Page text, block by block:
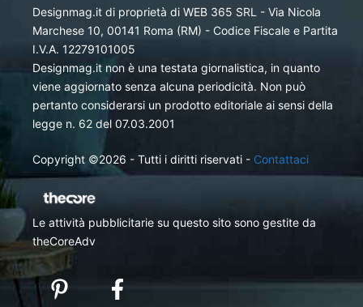
Designmag.it di proprietà di WEB 365 SRL - Via Nicola
Marchese 10, 00141 Roma (RM) - Codice Fiscale e Partita
I.V.A. 12279101005
Designmag.it non è una testata giornalistica, in quanto
viene aggiornato senza alcuna periodicità. Non può
pertanto considerarsi un prodotto editoriale ai sensi della
legge n. 62 del 07.03.2001
Copyright ©2026 - Tutti i diritti riservati - Contattaci
Le attività pubblicitarie su questo sito sono gestite da
theCoreAdv